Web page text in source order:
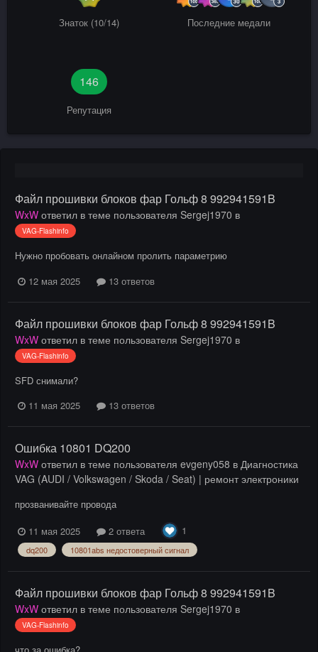
Знаток (10/14) Последние медали
146
Репутация
Файл прошивки блоков фар Гольф 8 992941591B
WxW ответил в теме пользователя Sergej1970 в
VAG-Flashinfo
Нужно пробовать онлайном пролить параметрию
12 мая 2025
13 ответов
Файл прошивки блоков фар Гольф 8 992941591B
WxW ответил в теме пользователя Sergej1970 в
VAG-Flashinfo
SFD снимали?
11 мая 2025
13 ответов
Ошибка 10801 DQ200
WxW ответил в теме пользователя evgeny058 в Диагностика
VAG (AUDI / Volkswagen / Skoda / Seat) | ремонт электроники
прозванивайте провода
11 мая 2025
2 ответа 1
dq200 10801abs недостоверный сигнал
Файл прошивки блоков фар Гольф 8 992941591B
WxW ответил в теме пользователя Sergej1970 в
VAG-Flashinfo